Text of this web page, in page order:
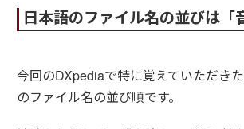
日本語のファイル名の並びは「
今回のDXpediaで特に覚えていただき
のファイル名の並び順です。